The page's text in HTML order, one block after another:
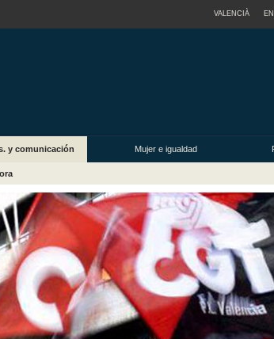
VALENCIÀ
y comunicación Mujer e igualdad